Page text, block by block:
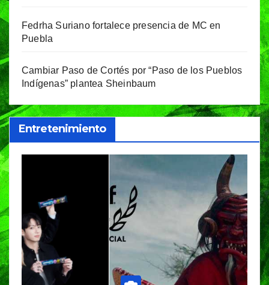
Fedrha Suriano fortalece presencia de MC en
Puebla
Cambiar Paso de Cortés por “Paso de los Pueblos
Indígenas” plantea Sheinbaum
Entretenimiento